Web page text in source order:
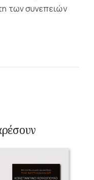
των συνεπειών